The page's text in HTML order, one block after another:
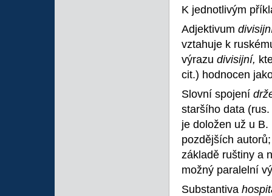
K jednotlivým
Adjektivum
vztahuje k
výrazu divisijní,
cit.) hodnocen
Slovní spojení
staršího data (rus.
je doložen už u
pozdějších
základě ruštiny a
možný paralelní
Substantiva